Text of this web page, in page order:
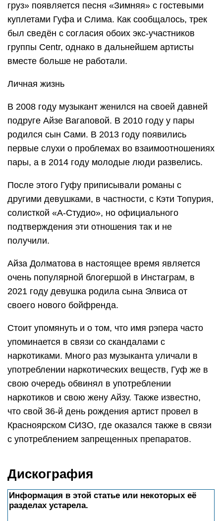
груз» появляется песня «Зимняя» с гостевыми
куплетами Гуфа и Слима. Как сообщалось, трек
был сведён с согласия обоих экс-участников
группы Centr, однако в дальнейшем артисты
вместе больше не работали.
Личная жизнь
В 2008 году музыкант женился на своей давней
подруге Айзе Вагаповой. В 2010 году у пары
родился сын Сами. В 2013 году появились
первые слухи о проблемах во взаимоотношениях
пары, а в 2014 году молодые люди развелись.
После этого Гуфу приписывали романы с
другими девушками, в частности, с Кэти Топурия,
солисткой «А-Студио», но официального
подтверждения эти отношения так и не
получили.
Айза Долматова в настоящее время является
очень популярной блогершой в Инстаграм, в
2021 году девушка родила сына Элвиса от
своего нового бойфренда.
Стоит упомянуть и о том, что имя рэпера часто
упоминается в связи со скандалами с
наркотиками. Много раз музыканта уличали в
употреблении наркотических веществ, Гуф же в
свою очередь обвинял в употреблении
наркотиков и свою жену Айзу. Также известно,
что свой 36-й день рождения артист провел в
Красноярском СИЗО, где оказался также в связи
с употреблением запрещенных препаратов.
Дискография
Информация в этой статье или некоторых её
разделах устарела.